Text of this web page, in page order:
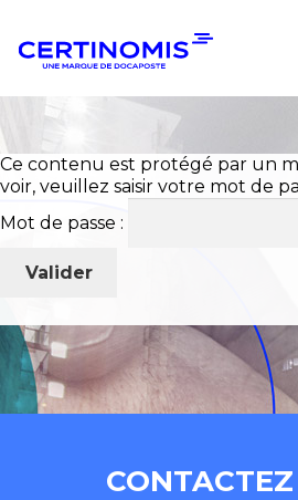
à
navigation
au
Ce contenu est protégé par un
voir, veuillez saisir votre mot de
Mot de passe :